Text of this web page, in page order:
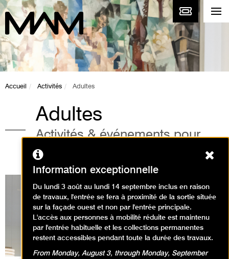
Accueil Activités Adultes
Adultes
Activités & événements pour
adultes au musée
Expositions en cours
Information exceptionnelle
Du lundi 3 août au lundi 14 septembre inclus en raison
de travaux, l'entrée se fera à proximité de la sortie située
sur la façade ouest et non par l'entrée principale.
L'accès aux personnes à mobilité réduite est maintenu
par l'entrée habituelle et les collections permanentes
restent accessibles pendant toute la durée des travaux.
From Monday, August 3, through Monday, September